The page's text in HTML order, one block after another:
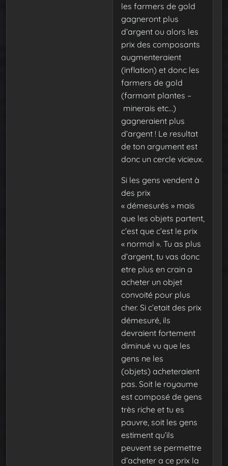
les farmers de gold
gagneront plus
d’argent ou alors les
prix des composants
augmenteraient
(inflation) et donc les
farmers de gold
(farmant plantes –
minerais etc…)
gagneraient plus
d’argent ! Le resultat
de ton argument est
donc un cercle vicieux.
Si les gens vendent à
des prix
« démesurés » mais
que les objets partent,
c’est que c’est le prix
« normal ». Tu as plus
d’argent, tu vas donc
etre plus en crain a
acheter un objet
convoité pour plus
cher. Si c’etait des prix
démesuré, ils
devraient fortement
diminué vu que les
gens ne les
(objets) acheteraient
pas. Soit le royaume
est composé de gens
très riche et tu es
pauvre, soit les gens
estiment qu’ils
peuvent se permettre
d’acheter a ce prix la